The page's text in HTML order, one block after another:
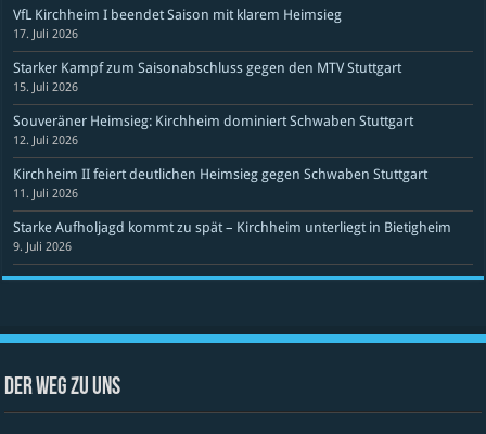
VfL Kirchheim I beendet Saison mit klarem Heimsieg
17. Juli 2026
Starker Kampf zum Saisonabschluss gegen den MTV Stuttgart
15. Juli 2026
Souveräner Heimsieg: Kirchheim dominiert Schwaben Stuttgart
12. Juli 2026
Kirchheim II feiert deutlichen Heimsieg gegen Schwaben Stuttgart
11. Juli 2026
Starke Aufholjagd kommt zu spät – Kirchheim unterliegt in Bietigheim
9. Juli 2026
Der Weg zu uns